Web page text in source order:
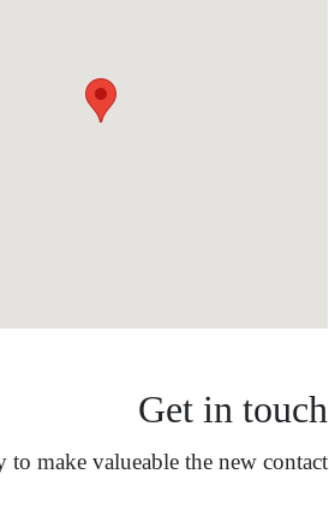
Get in touch
to make valueable the new contact.